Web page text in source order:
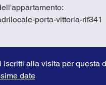
porta-vittoria-rif341
alla visita per questa
date